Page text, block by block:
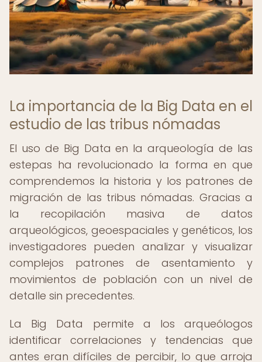
La importancia de la Big Data en el
estudio de las tribus nómadas
El uso de Big Data en la arqueología de las
estepas ha revolucionado la forma en que
comprendemos la historia y los patrones de
migración de las tribus nómadas. Gracias a
la recopilación masiva de datos
arqueológicos, geoespaciales y genéticos, los
investigadores pueden analizar y visualizar
complejos patrones de asentamiento y
movimientos de población con un nivel de
detalle sin precedentes.
La Big Data permite a los arqueólogos
identificar correlaciones y tendencias que
antes eran difíciles de percibir, lo que arroja